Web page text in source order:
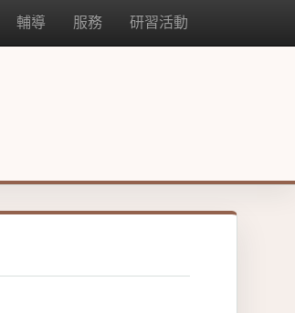
輔導 服務 研習活動